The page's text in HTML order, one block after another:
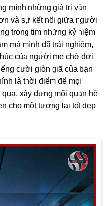
mình những giá trị văn
và sự kết nối giữa người
trong tim những kỷ niệm
mà mình đã trải nghiệm,
của người mẹ chờ đợi
cười giòn giã của bạn
là thời điểm để mọi
xây dựng mối quan hệ
cho một tương lai tốt đẹp